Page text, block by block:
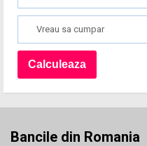
Vreau sa cumpar
Bancile din Romania